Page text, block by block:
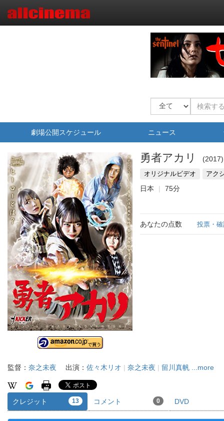
劇場公開スケジュール ニュース
勇者アカリ 2017
オリジナルビデオ アク
日本 75分
あなたの点数 投票・確
監督： 奈之未夜 出演： 佐々木リオ | 奈之未夜 | 留川真帆 ...more
クレジット 13 コメント 0 DVD